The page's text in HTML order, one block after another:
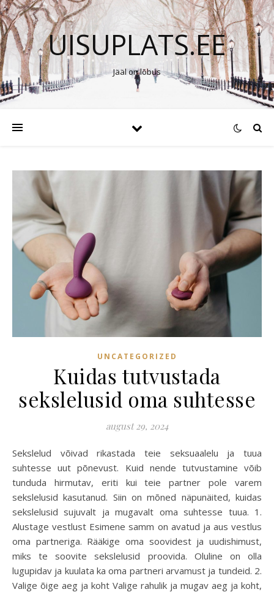
UISUPLATS.EE
Jääl on lõbus
UNCATEGORIZED
Kuidas tutvustada
sekslelusid oma suhtesse
august 29, 2024
Sekslelud võivad rikastada teie seksuaalelu ja tuua
suhtesse uut põnevust. Kuid nende tutvustamine võib
tunduda hirmutav, eriti kui teie partner pole varem
sekslelusid kasutanud. Siin on mõned näpunäited, kuidas
sekslelusid sujuvalt ja mugavalt oma suhtesse tuua. 1.
Alustage vestlust Esimene samm on avatud ja aus vestlus
oma partneriga. Rääkige oma soovidest ja uudishimust,
miks te soovite sekslelusid proovida. Oluline on olla
lugupidav ja kuulata ka oma partneri arvamust ja tundeid. 2.
Valige õige aeg ja koht Valige rahulik ja mugav aeg ja koht,